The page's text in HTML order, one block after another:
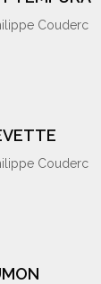
Couderc
Couderc